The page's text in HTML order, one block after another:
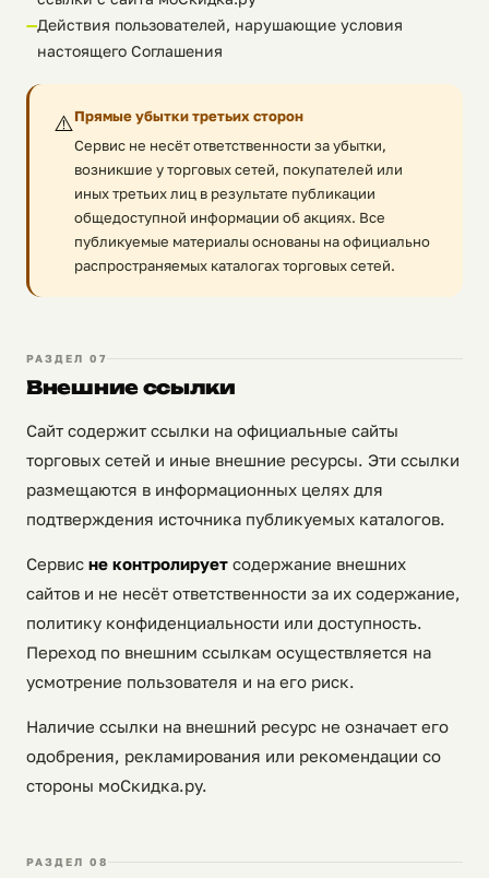
Действия пользователей, нарушающие условия
настоящего Соглашения
⚠️Прямые убытки третьих сторон
Сервис не несёт ответственности за убытки,
возникшие у торговых сетей, покупателей или
иных третьих лиц в результате публикации
общедоступной информации об акциях. Все
публикуемые материалы основаны на официально
распространяемых каталогах торговых сетей.
РАЗДЕЛ 07
Внешние ссылки
Сайт содержит ссылки на официальные сайты
торговых сетей и иные внешние ресурсы. Эти ссылки
размещаются в информационных целях для
подтверждения источника публикуемых каталогов.
Сервис не контролирует содержание внешних
сайтов и не несёт ответственности за их содержание,
политику конфиденциальности или доступность.
Переход по внешним ссылкам осуществляется на
усмотрение пользователя и на его риск.
Наличие ссылки на внешний ресурс не означает его
одобрения, рекламирования или рекомендации со
стороны моСкидка.ру.
РАЗДЕЛ 08